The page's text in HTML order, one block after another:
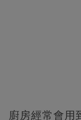
廚房經常會用